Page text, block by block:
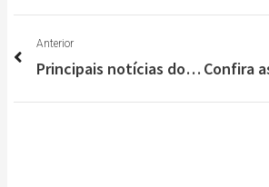
Anterior
Principais notícias do Brasil e do Mundo nesse sabadão (05/12)